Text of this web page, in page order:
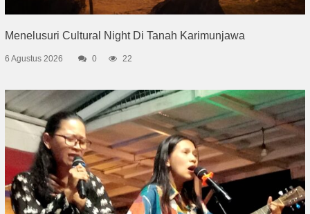
Menelusuri Cultural Night Di Tanah Karimunjawa
6 Agustus 2026 0 22